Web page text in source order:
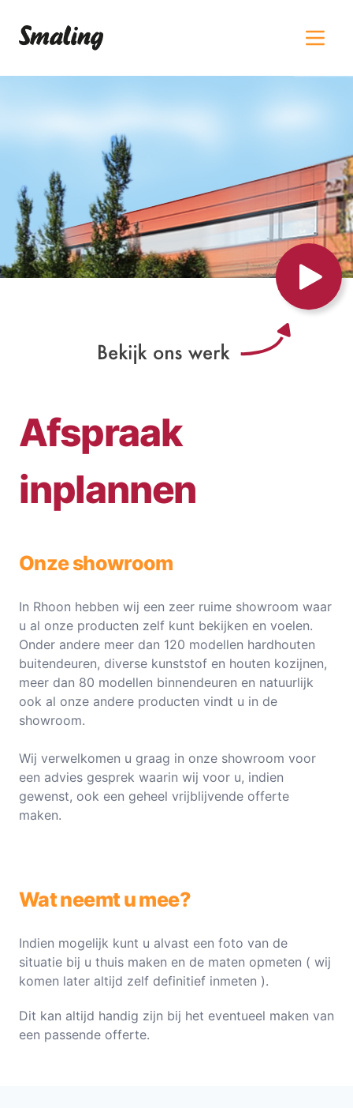
Afspraak
inplannen
Onze showroom
In Rhoon hebben wij een zeer ruime showroom waar
u al onze producten zelf kunt bekijken en voelen.
Onder andere meer dan 120 modellen hardhouten
buitendeuren, diverse kunststof en houten kozijnen,
meer dan 80 modellen binnendeuren en natuurlijk
ook al onze andere producten vindt u in de
showroom.
Wij verwelkomen u graag in onze showroom voor
een advies gesprek waarin wij voor u, indien
gewenst, ook een geheel vrijblijvende offerte
maken.
Wat neemt u mee?
Indien mogelijk kunt u alvast een foto van de
situatie bij u thuis maken en de maten opmeten ( wij
komen later altijd zelf definitief inmeten ).
Dit kan altijd handig zijn bij het eventueel maken van
een passende offerte.